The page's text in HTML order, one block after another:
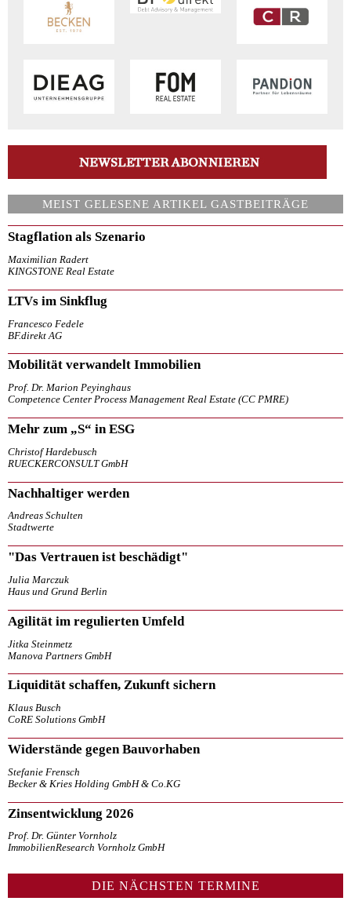
MEIST GELESENE ARTIKEL GASTBEITRÄGE
Stagflation als Szenario
Maximilian Radert
KINGSTONE Real Estate
LTVs im Sinkflug
Francesco Fedele
BF.direkt AG
Mobilität verwandelt Immobilien
Prof. Dr. Marion Peyinghaus
Competence Center Process Management Real Estate (CC PMRE)
Mehr zum „S“ in ESG
Christof Hardebusch
RUECKERCONSULT GmbH
Nachhaltiger werden
Andreas Schulten
Stadtwerte
"Das Vertrauen ist beschädigt"
Julia Marczuk
Haus und Grund Berlin
Agilität im regulierten Umfeld
Jitka Steinmetz
Manova Partners GmbH
Liquidität schaffen, Zukunft sichern
Klaus Busch
CoRE Solutions GmbH
Widerstände gegen Bauvorhaben
Stefanie Frensch
Becker & Kries Holding GmbH & Co.KG
Zinsentwicklung 2026
Prof. Dr. Günter Vornholz
ImmobilienResearch Vornholz GmbH
DIE NÄCHSTEN TERMINE